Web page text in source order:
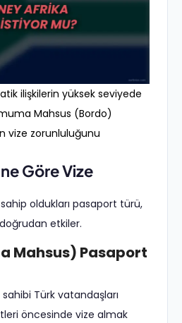
ilişkilerin yüksek seviyede
Mahsus (Bordo)
vize zorunluluğunu
Göre Vize
oldukları pasaport türü,
etkiler.
Mahsus) Pasaport
Türk vatandaşları
öncesinde vize almak